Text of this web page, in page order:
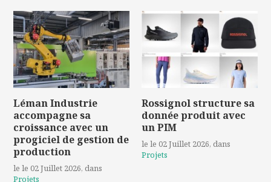
Léman Industrie
accompagne sa
croissance avec un
progiciel de gestion de
production
le le 02 Juillet 2026, dans
Projets
Rossignol structure sa
donnée produit avec
un PIM
le le 02 Juillet 2026, dans
Projets